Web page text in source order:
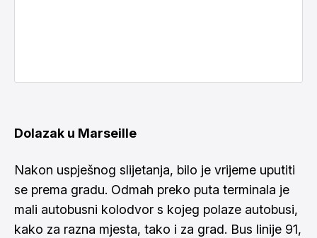
Dolazak u Marseille
Nakon uspješnog slijetanja, bilo je vrijeme uputiti
se prema gradu. Odmah preko puta terminala je
mali autobusni kolodvor s kojeg polaze autobusi,
kako za razna mjesta, tako i za grad. Bus linije 91,